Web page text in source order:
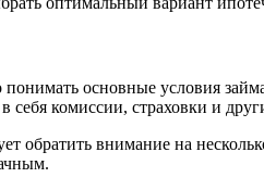
основные условия
комиссии, страховки и
обратить внимание на